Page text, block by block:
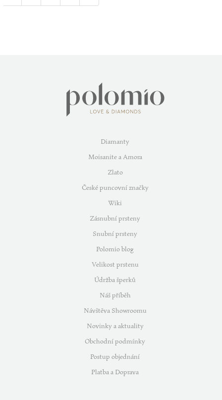
Diamanty
Moisanite a Amora
Zlato
České puncovní značky
Wiki
Zásnubní prsteny
Snubní prsteny
Polomio blog
Velikost prstenu
Údržba šperků
Náš příběh
Návštěva Showroomu
Novinky a aktuality
Obchodní podmínky
Postup objednání
Platba a Doprava